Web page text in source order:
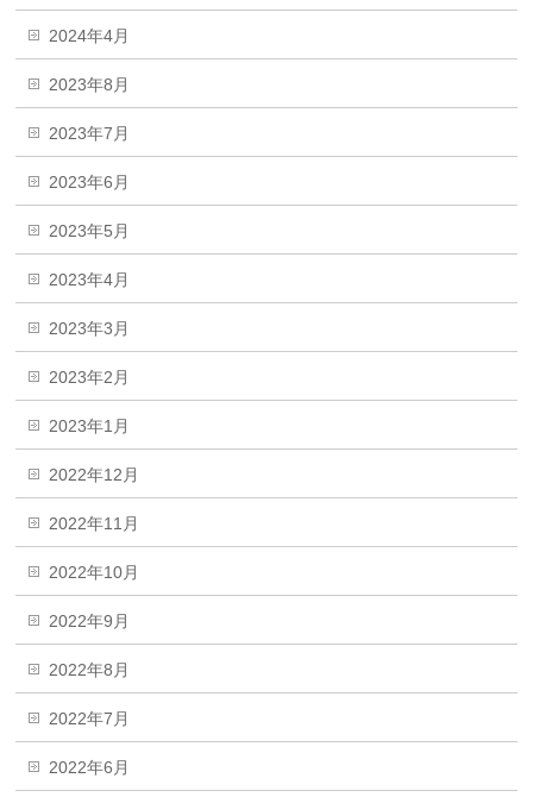
2024年4月
2023年8月
2023年7月
2023年6月
2023年5月
2023年4月
2023年3月
2023年2月
2023年1月
2022年12月
2022年11月
2022年10月
2022年9月
2022年8月
2022年7月
2022年6月